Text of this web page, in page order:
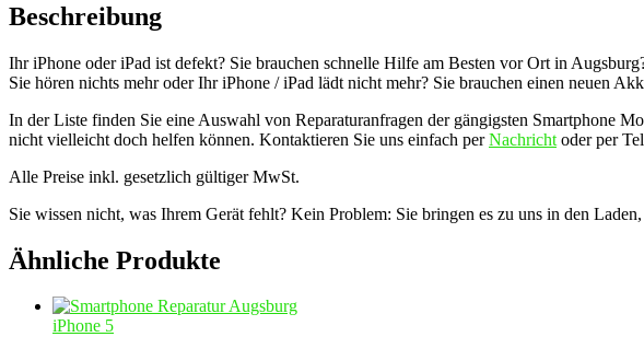
Beschreibung
Ihr iPhone oder iPad ist defekt? Sie brauchen schnelle Hilfe am Besten vor Ort in
Sie hören nichts mehr oder Ihr iPhone / iPad lädt nicht mehr? Sie brauchen einen neuen
In der Liste finden Sie eine Auswahl von Reparaturanfragen der gängigsten Smartphone
nicht vielleicht doch helfen können. Kontaktieren Sie uns einfach perNachricht oder per
Alle Preise inkl. gesetzlich gültiger MwSt.
Sie wissen nicht, was Ihrem Gerät fehlt? Kein Problem: Sie bringen es zu uns in den
Ähnliche Produkte
iPhone 5